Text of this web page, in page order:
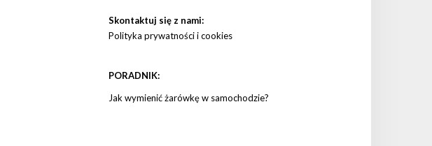
Skontaktuj się z nami:
Polityka prywatności i cookies
PORADNIK:
Jak wymienić żarówkę w samochodzie?